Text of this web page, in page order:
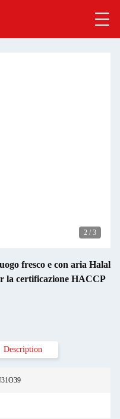
2 / 3
fresco e con aria Halal
la certificazione HACCP
Description